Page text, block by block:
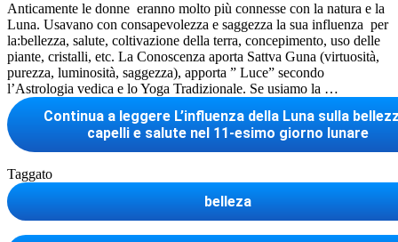
Anticamente le donne eranno molto più connesse con la natura e la
Luna. Usavano con consapevolezza e saggezza la sua influenza per
la:bellezza, salute, coltivazione della terra, concepimento, uso delle
piante, cristalli, etc. La Conoscenza aporta Sattva Guna (virtuosità,
purezza, luminosità, saggezza), apporta ” Luce” secondo
l’Astrologia vedica e lo Yoga Tradizionale. Se usiamo la …
Continua a leggere L’influenza della Luna sulla
capelli e salute nel 11-esimo giorno lunare
Taggato
belleza